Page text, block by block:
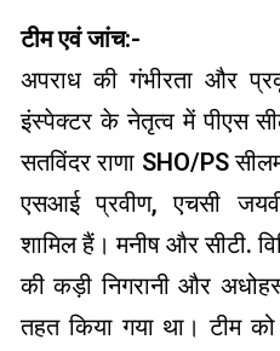
टीम एवं जांच:-
अपराध की गंभीरता और
इंस्पेक्टर के नेतृत्व में पीएस
सतविंदर राणा SHO/PS
एसआई प्रवीण, एचसी
शामिल हैं। मनीष और सीटी.
की कड़ी निगरानी और
तहत किया गया था। टीम